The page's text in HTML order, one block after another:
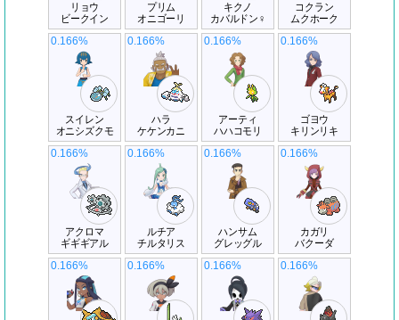
リョウ
ビークイン
プリム
オニゴーリ
キクノ
カバルドン♀
コクラン
ムクホーク
スイレン
オニシズクモ
0.166%
ハラ
ケケンカニ
0.166%
アーティ
ハハコモリ
0.166%
ゴヨウ
キリンリキ
0.166%
アクロマ
ギギギアル
0.166%
ルチア
チルタリス
0.166%
ハンサム
グレッグル
0.166%
カガリ
バクーダ
0.166%
0.166% 0.166% 0.166% 0.166%